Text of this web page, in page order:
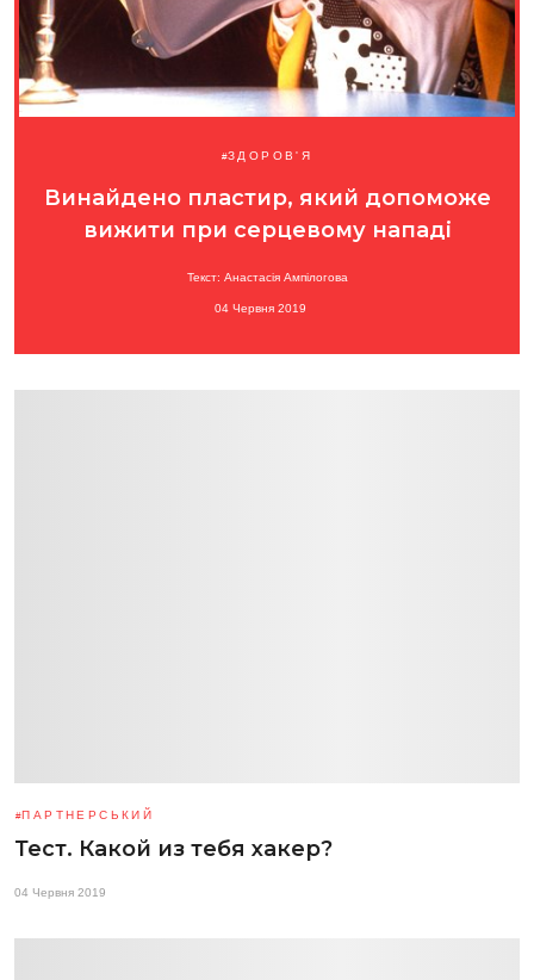
ЗДОРОВ'Я
Винайдено пластир, який допоможе
вижити при серцевому нападі
Текст: Анастасія Ампілогова
04 Червня 2019
ПАРТНЕРСЬКИЙ
Тест. Какой из тебя хакер?
04 Червня 2019